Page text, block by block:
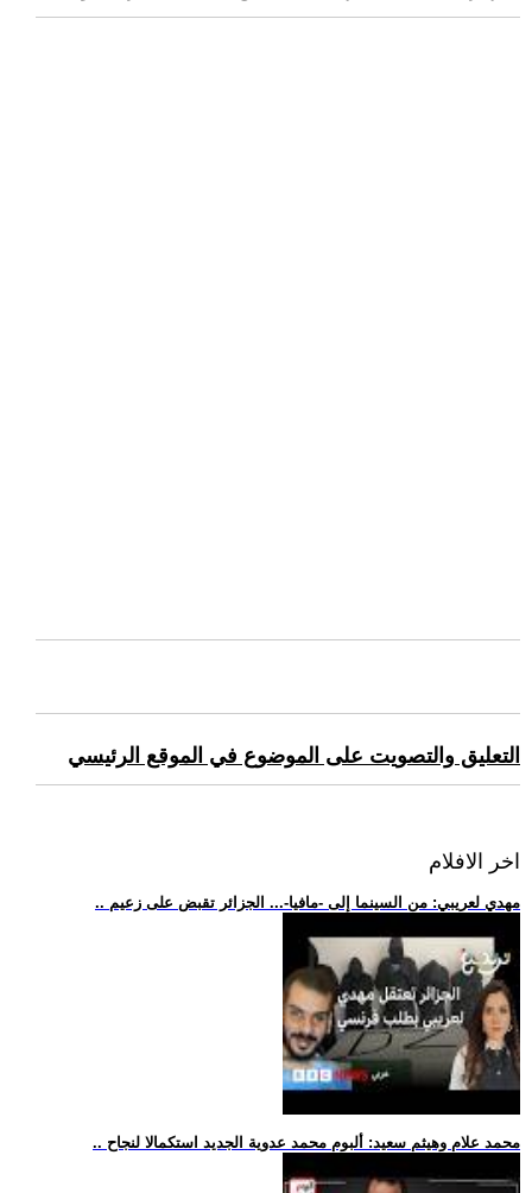
التعليق والتصويت على الموضوع في الموقع الرئيسي
اخر الافلام
.. مهدي لعريبي: من السينما إلى -مافيا-... الجزائر تقبض على زعيم
.. محمد علام وهيثم سعيد: ألبوم محمد عدوية الجديد استكمالا لنجاح